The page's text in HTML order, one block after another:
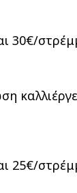
30€/
25€/